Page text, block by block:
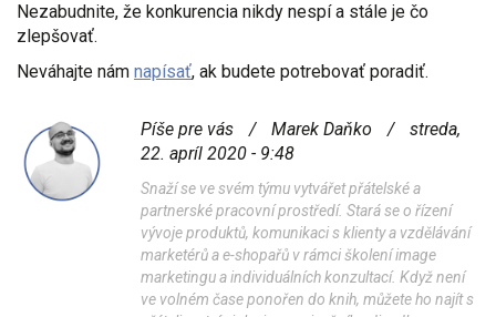
Nezabudnite, že konkurencia nikdy nespí a stále je čo
zlepšovať.
Neváhajte nám napísať, ak budete potrebovať poradiť.
Píše pre vás / Marek Daňko /
streda,
22. apríl 2020 - 9:48
Snaží se ve svém týmu vytvářet přátelské a
partnerské pracovní prostředí. Stará se o řízení
vývoje produktů, komunikaci s klienty a vzdělávání
marketérů a e-shopařů v rámci školení image
marketingu a individuálních konzultací. Když není
ve volném čase ponořen do knih, můžete ho najít s